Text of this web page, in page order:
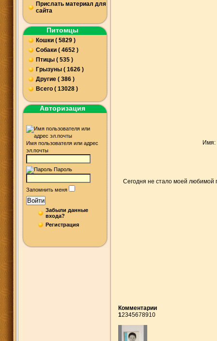
Прислать материал для
сайта
Питомцы
Кошки ( 5829 )
Собаки ( 4652 )
Птицы ( 535 )
Грызуны ( 1626 )
Другие ( 386 )
Всего ( 13028 )
Авторизация
Имя пользователя или адрес
эл.почты
Пароль
Запомнить меня
Войти
Забыли данные
входа?
Регистрация
Имя:
Сегодня не стало моей любимой
Комментарии
12345678910